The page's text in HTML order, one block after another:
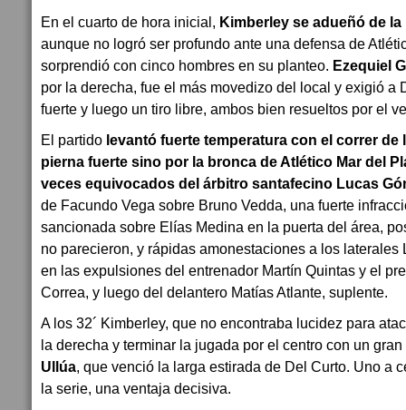
En el cuarto de hora inicial, Kimberley se adueñó de
aunque no logró ser profundo ante una defensa de
sorprendió con cinco hombres en su planteo. Ezequiel
por la derecha, fue el más movedizo del local y exigió a
fuerte y luego un tiro libre, ambos bien resueltos por el
El partido levantó fuerte temperatura con el correr
pierna fuerte sino por la bronca de Atlético Mar del
veces equivocados del árbitro santafecino Lucas
de Facundo Vega sobre Bruno Vedda, una fuerte
sancionada sobre Elías Medina en la puerta del área,
no parecieron, y rápidas amonestaciones a los laterales
en las expulsiones del entrenador Martín Quintas y el
Correa, y luego del delantero Matías Atlante, suplente.
A los 32´ Kimberley, que no encontraba lucidez para
la derecha y terminar la jugada por el centro con un
Ullúa, que venció la larga estirada de Del Curto. Uno a
la serie, una ventaja decisiva.